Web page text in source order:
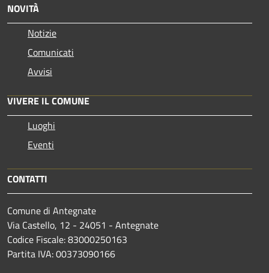
NOVITÀ
Notizie
Comunicati
Avvisi
VIVERE IL COMUNE
Luoghi
Eventi
CONTATTI
Comune di Antegnate
Via Castello, 12 - 24051 - Antegnate
Codice Fiscale: 83000250163
Partita IVA: 00373090166